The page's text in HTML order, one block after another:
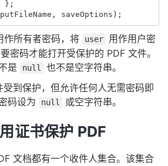
};
, saveOptions );
作所有者密码，将 user
用作用户密
密码才能打开受保护的 PDF 文件。
是
null
也不是空字符串。
到保护，但允许任何人无需密码即
码设为
null 或空字符串。
证书保护 PDF
文档都有一个收件人集合。该集合